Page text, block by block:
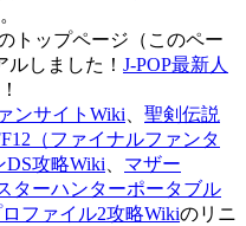
トップページ（このペー
しました！ J-POP最新人
ンサイトWiki
聖剣伝説
（ファイナルファンタ
DS攻略Wiki
マザー
ターハンターポータブル
ファイル2攻略Wikiのリニ